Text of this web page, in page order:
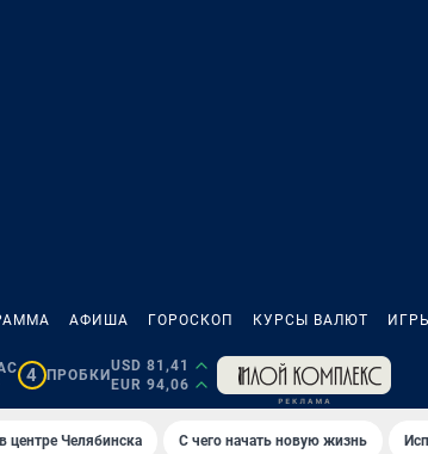
АФИША ГОРОСКОП КУРСЫ ВАЛЮТ
4 ПРОБКИ
USD 81,41
EUR 94,06
центре Челябинска С чего начать новую жизнь